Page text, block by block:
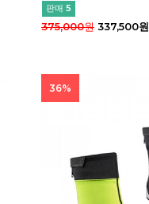
판매 5
375,000원337,500원
36%